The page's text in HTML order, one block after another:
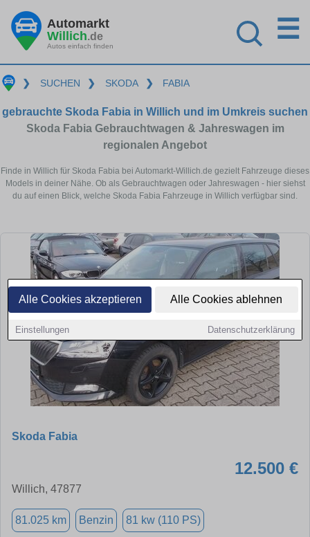
Alle Cookies akzeptieren Alle Cookies ablehnen
Einstellungen Datenschutzerklärung
Automarkt
Willich.de
Autos einfach finden
☰
❯ SUCHEN ❯ SKODA ❯ FABIA
gebrauchte Skoda Fabia in Willich und im Umkreis suchen
Skoda Fabia Gebrauchtwagen & Jahreswagen im
regionalen Angebot
Finde in Willich für Skoda Fabia bei Automarkt-Willich.de gezielt Fahrzeuge dieses
Models in deiner Nähe. Ob als Gebrauchtwagen oder Jahreswagen - hier siehst
du auf einen Blick, welche Skoda Fabia Fahrzeuge in Willich verfügbar sind.
Skoda Fabia
12.500 €
Willich, 47877
81.025 km Benzin 81 kw (110 PS)